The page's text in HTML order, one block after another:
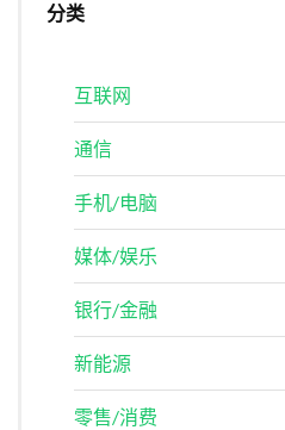
分类
互联网
通信
手机/电脑
媒体/娱乐
银行/金融
新能源
零售/消费